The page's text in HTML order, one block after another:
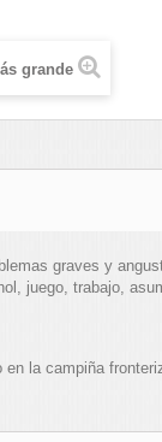
grande
graves y
juego, trabajo,
la campiña